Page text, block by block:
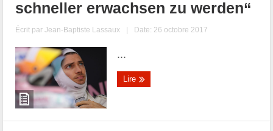
schneller erwachsen zu werden“
Écrit parJean-Baptiste Lassaux | Date: 26 octobre 2017
...
Lire